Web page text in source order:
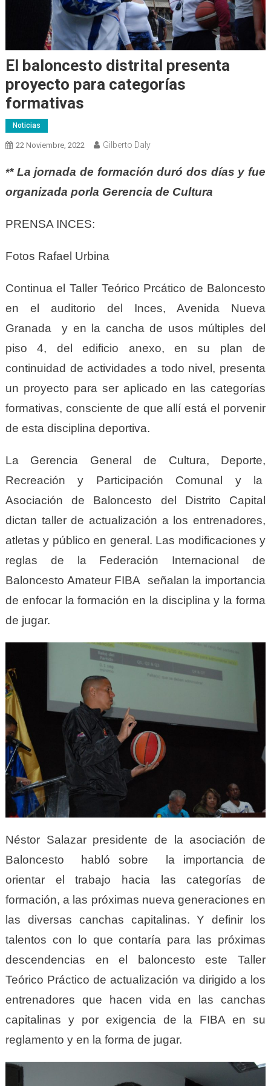
El baloncesto distrital presenta
proyecto para categorías
formativas
Noticias
22 Noviembre, 2022 Gilberto Daly
** La jornada de formación duró dos días y fue
organizada porla Gerencia de Cultura
PRENSA INCES:
Fotos Rafael Urbina
Continua el Taller Teórico Prcático de Baloncesto
en el auditorio del Inces, Avenida Nueva
Granada y en la cancha de usos múltiples del
piso 4, del edificio anexo, en su plan de
continuidad de actividades a todo nivel, presenta
un proyecto para ser aplicado en las categorías
formativas, consciente de que allí está el porvenir
de esta disciplina deportiva.
La Gerencia General de Cultura, Deporte,
Recreación y Participación Comunal y la
Asociación de Baloncesto del Distrito Capital
dictan taller de actualización a los entrenadores,
atletas y público en general. Las modificaciones y
reglas de la Federación Internacional de
Baloncesto Amateur FIBA señalan la importancia
de enfocar la formación en la disciplina y la forma
de jugar.
Néstor Salazar presidente de la asociación de
Baloncesto habló sobre la importancia de
orientar el trabajo hacia las categorías de
formación, a las próximas nueva generaciones en
las diversas canchas capitalinas. Y definir los
talentos con lo que contaría para las próximas
descendencias en el baloncesto este Taller
Teórico Práctico de actualización va dirigido a los
entrenadores que hacen vida en las canchas
capitalinas y por exigencia de la FIBA en su
reglamento y en la forma de jugar.